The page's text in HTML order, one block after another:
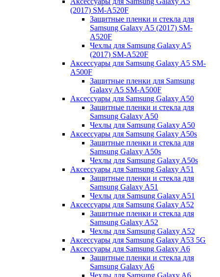
(2017) SM-A520F
Защитные пленки и стекла для
Samsung Galaxy A5 (2017) SM-
A520F
Чехлы для Samsung Galaxy A5
(2017) SM-A520F
Аксессуары для Samsung Galaxy A5 SM-
A500F
Защитные пленки для Samsung
Galaxy A5 SM-A500F
Аксессуары для Samsung Galaxy A50
Защитные пленки и стекла для
Samsung Galaxy A50
Чехлы для Samsung Galaxy A50
Аксессуары для Samsung Galaxy A50s
Защитные пленки и стекла для
Samsung Galaxy A50s
Чехлы для Samsung Galaxy A50s
Аксессуары для Samsung Galaxy A51
Защитные пленки и стекла для
Samsung Galaxy A51
Чехлы для Samsung Galaxy A51
Аксессуары для Samsung Galaxy A52
Защитные пленки и стекла для
Samsung Galaxy A52
Чехлы для Samsung Galaxy A52
Аксессуары для Samsung Galaxy A53 5G
Аксессуары для Samsung Galaxy A6
Защитные пленки и стекла для
Samsung Galaxy A6
Чехлы для Samsung Galaxy A6